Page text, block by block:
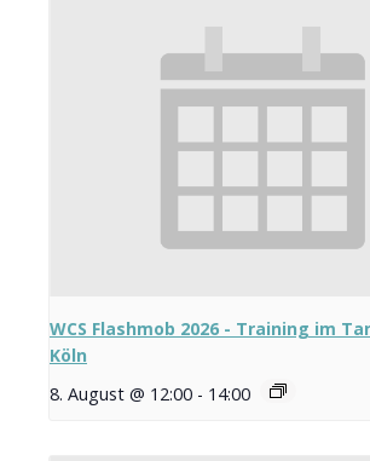
WCS Flashmob 2026 - Training im
Köln
8. August @ 12:00 - 14:00